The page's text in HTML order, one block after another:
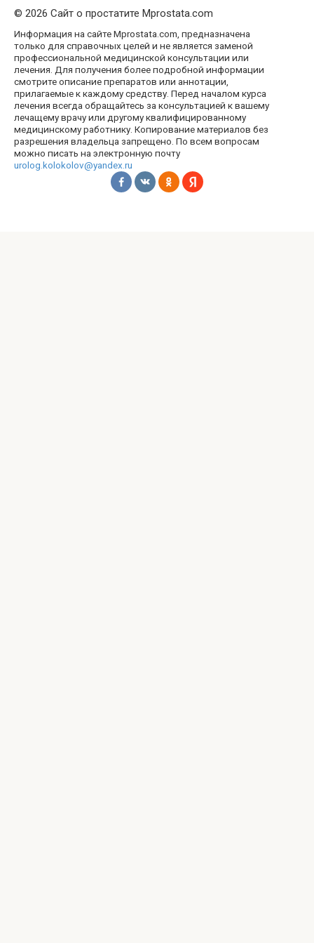
© 2026 Сайт о простатите Mprostata.com
Информация на сайте Mprostata.com, предназначена
только для справочных целей и не является заменой
профессиональной медицинской консультации или
лечения. Для получения более подробной информации
смотрите описание препаратов или аннотации,
прилагаемые к каждому средству. Перед началом курса
лечения всегда обращайтесь за консультацией к вашему
лечащему врачу или другому квалифицированному
медицинскому работнику. Копирование материалов без
разрешения владельца запрещено. По всем вопросам
можно писать на электронную почту
urolog.kolokolov@yandex.ru